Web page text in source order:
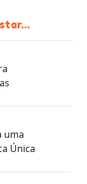
uma
Única